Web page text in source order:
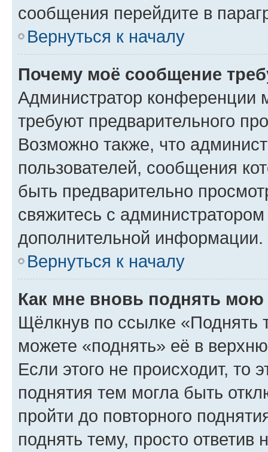
сообщения перейдите в
Вернуться к началу
Почему моё сообщение
Администратор конференции
требуют предварительного
Возможно также, что
пользователей, сообщения
быть предварительно
свяжитесь с
дополнительной информации.
Вернуться к началу
Как мне вновь поднять мою
Щёлкнув по ссылке «Поднять
можете «поднять» её в
Если этого не происходит, то
поднятия тем могла быть
пройти до повторного
поднять тему, просто ответив